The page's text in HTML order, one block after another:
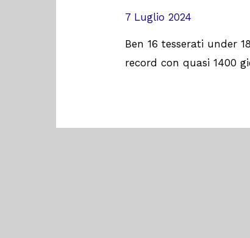
7 Luglio 2024
Ben 16 tesserati under
record con quasi 1400